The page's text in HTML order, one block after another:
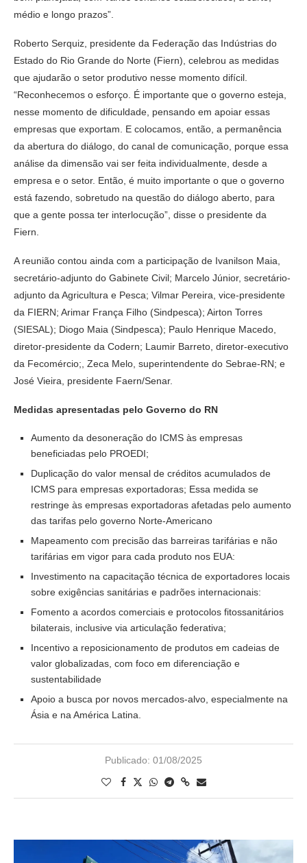
médio e longo prazos”.
Roberto Serquiz, presidente da Federação das Indústrias do
Estado do Rio Grande do Norte (Fiern), celebrou as medidas
que ajudarão o setor produtivo nesse momento difícil.
“Reconhecemos o esforço. É importante que o governo esteja,
nesse momento de dificuldade, pensando em apoiar essas
empresas que exportam. E colocamos, então, a permanência
da abertura do diálogo, do canal de comunicação, porque essa
análise da dimensão vai ser feita individualmente, desde a
empresa e o setor. Então, é muito importante o que o governo
está fazendo, sobretudo na questão do diálogo aberto, para
que a gente possa ter interlocução”, disse o presidente da
Fiern.
A reunião contou ainda com a participação de Ivanilson Maia,
secretário-adjunto do Gabinete Civil; Marcelo Júnior, secretário-
adjunto da Agricultura e Pesca; Vilmar Pereira, vice-presidente
da FIERN; Arimar França Filho (Sindpesca); Airton Torres
(SIESAL); Diogo Maia (Sindpesca); Paulo Henrique Macedo,
diretor-presidente da Codern; Laumir Barreto, diretor-executivo
da Fecomércio;, Zeca Melo, superintendente do Sebrae-RN; e
José Vieira, presidente Faern/Senar.
Medidas apresentadas pelo Governo do RN
Aumento da desoneração do ICMS às empresas
beneficiadas pelo PROEDI;
Duplicação do valor mensal de créditos acumulados de
ICMS para empresas exportadoras; Essa medida se
restringe às empresas exportadoras afetadas pelo aumento
das tarifas pelo governo Norte-Americano
Mapeamento com precisão das barreiras tarifárias e não
tarifárias em vigor para cada produto nos EUA:
Investimento na capacitação técnica de exportadores locais
sobre exigências sanitárias e padrões internacionais:
Fomento a acordos comerciais e protocolos fitossanitários
bilaterais, inclusive via articulação federativa;
Incentivo a reposicionamento de produtos em cadeias de
valor globalizadas, com foco em diferenciação e
sustentabilidade
Apoio a busca por novos mercados-alvo, especialmente na
Ásia e na América Latina.
Publicado: 01/08/2025